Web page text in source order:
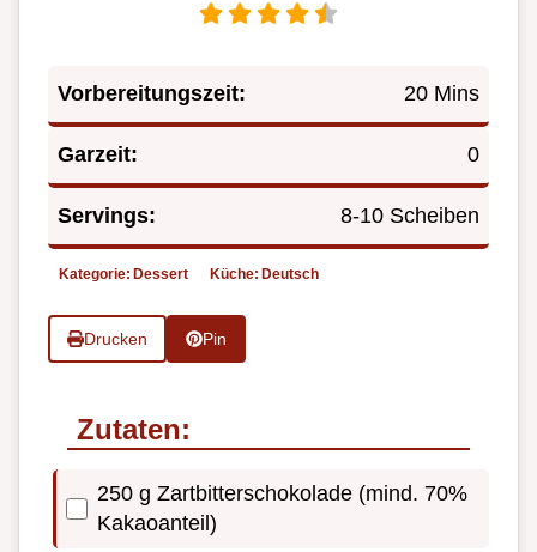
Vorbereitungszeit: 20 Mins
Garzeit: 0
Servings: 8-10 Scheiben
Kategorie: Dessert Küche: Deutsch
Drucken Pin
Zutaten:
250 g Zartbitterschokolade (mind. 70%
Kakaoanteil)